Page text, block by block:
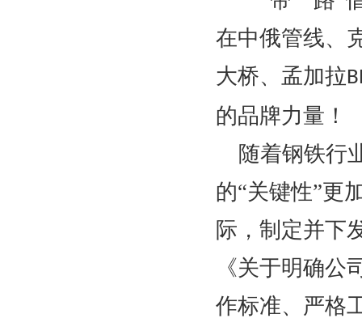
在中俄管线、
大桥、孟加拉
的品牌力量！
随着钢铁行
的“关键性”更
际，制定并下
《关于明确
作标准、严格